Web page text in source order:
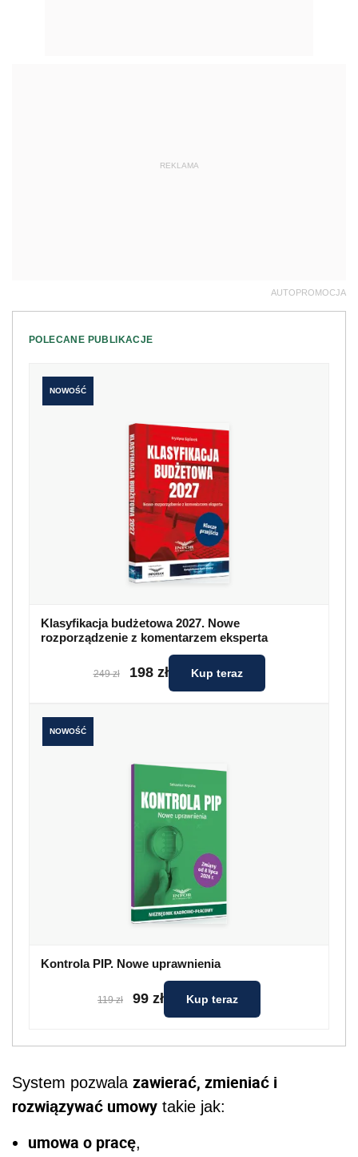
REKLAMA
AUTOPROMOCJA
POLECANE PUBLIKACJE
NOWOŚĆ
Klasyfikacja budżetowa 2027. Nowe
rozporządzenie z komentarzem eksperta
249 zł 198 zł Kup teraz
NOWOŚĆ
Kontrola PIP. Nowe uprawnienia
119 zł 99 zł Kup teraz
System pozwala zawierać, zmieniać i
rozwiązywać umowy takie jak:
umowa o pracę,